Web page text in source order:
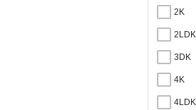
2K
2LDK
3DK
4K
4LDK